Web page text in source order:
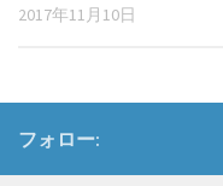
2017年11月10日
フォロー: